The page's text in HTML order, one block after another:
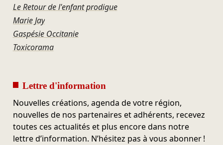
Le Retour de l'enfant prodigue
Marie Jay
Gaspésie Occitanie
Toxicorama
Lettre d'information
Nouvelles créations, agenda de votre région,
nouvelles de nos partenaires et adhérents, recevez
toutes ces actualités et plus encore dans notre
lettre d’information. N’hésitez pas à vous abonner !